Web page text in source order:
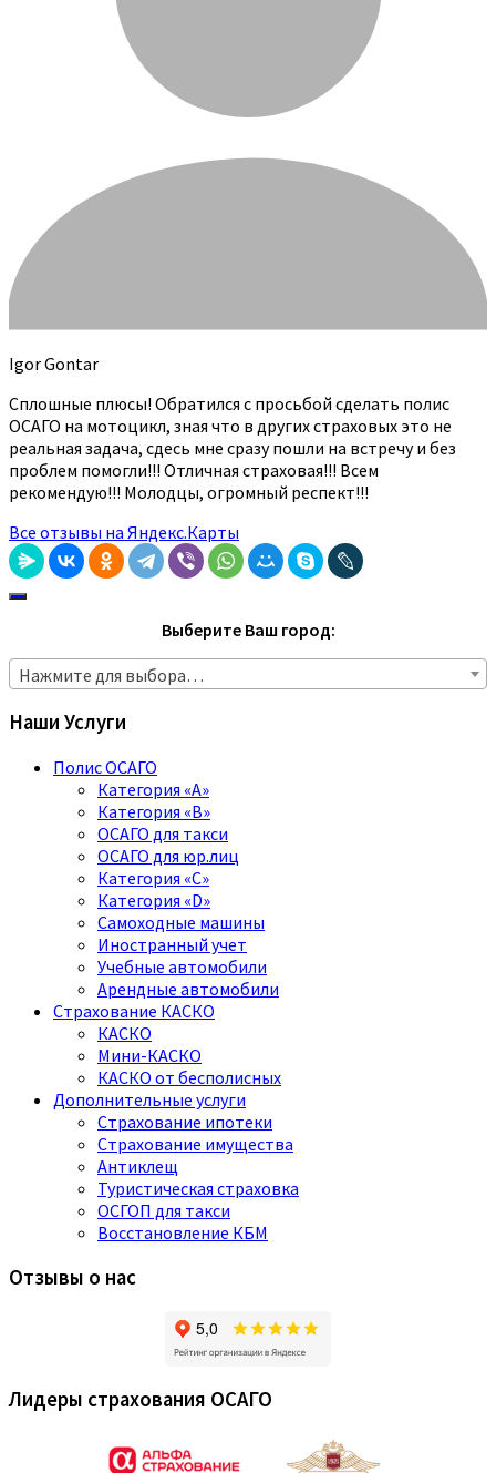
Igor Gontar
Сплошные плюсы! Обратился с просьбой сделать полис
ОСАГО на мотоцикл, зная что в других страховых это не
реальная задача, сдесь мне сразу пошли на встречу и без
проблем помогли!!! Отличная страховая!!! Всем
рекомендую!!! Молодцы, огромный респект!!!
Все отзывы на Яндекс.Карты
Выберите Ваш город:
Нажмите для выбора…
Наши Услуги
Полис ОСАГО
Категория «A»
Категория «B»
ОСАГО для такси
ОСАГО для юр.лиц
Категория «C»
Категория «D»
Самоходные машины
Иностранный учет
Учебные автомобили
Арендные автомобили
Страхование КАСКО
КАСКО
Мини-КАСКО
КАСКО от бесполисных
Дополнительные услуги
Страхование ипотеки
Страхование имущества
Антиклещ
Туристическая страховка
ОСГОП для такси
Восстановление КБМ
Отзывы о нас
Лидеры страхования ОСАГО